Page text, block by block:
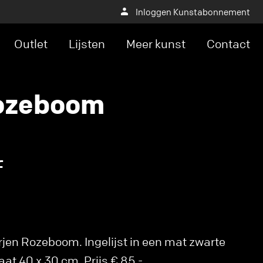
Inloggen Kunstabonnement
Outlet Lijsten Meer kunst Contact
Rozeboom. Ingelijst in een mat zwarte